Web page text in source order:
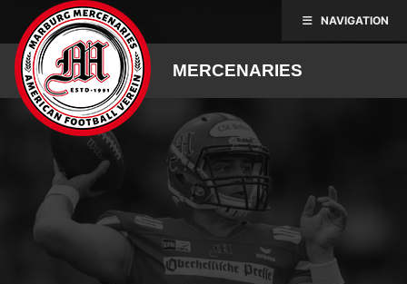
content
MERCENARIES
NAVIGATION